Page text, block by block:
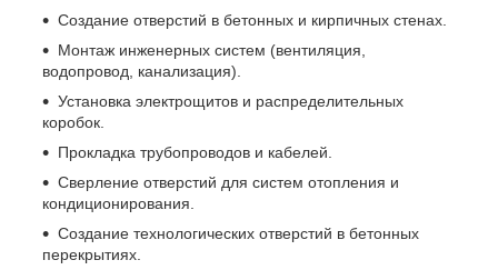
Создание отверстий в бетонных и кирпичных стенах.
Монтаж инженерных систем (вентиляция,
водопровод, канализация).
Установка электрощитов и распределительных
коробок.
Прокладка трубопроводов и кабелей.
Сверление отверстий для систем отопления и
кондиционирования.
Создание технологических отверстий в бетонных
перекрытиях.